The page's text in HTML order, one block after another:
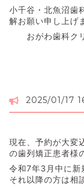
小千谷・北魚沼歯
解お願い申し上げ
おがわ歯科ク
2025/01/17
現在、予約が大変
の歯列矯正患者様
令和7年3月中に新
それ以降の方は相